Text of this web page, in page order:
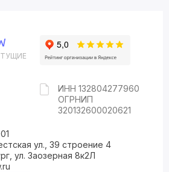
ИНН 132804277960
ОГРНИП
320132600020621
ул., 39 строение 4
ул. Заозерная 8к2Л